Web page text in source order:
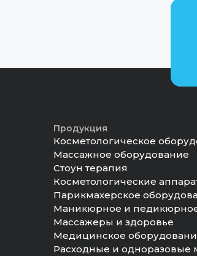
Продукция
Косметологическое
Массажное оборудование
Стоун терапия
Косметологические
Парикмахерское
Маникюрное и
Массажеры и здоровье
Медицинское
Расходные и одноразовые